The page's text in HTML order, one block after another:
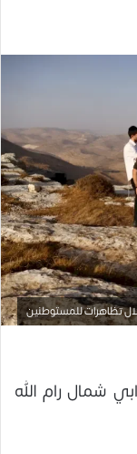
تظاهرات للمستوطنين
شمال رام الله